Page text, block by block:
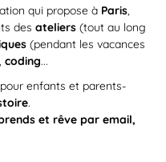
qui propose à Paris,
des ateliers (tout au long
(pendant les vacances
, coding...
pour enfants et parents-
.
et rêve par email,